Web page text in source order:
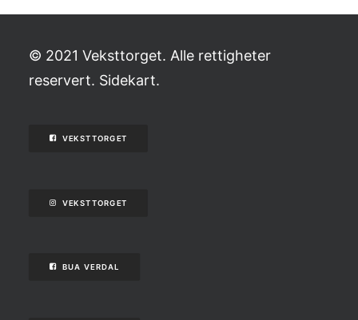
© 2021 Veksttorget. Alle rettigheter
reservert. Sidekart.
VEKSTTORGET
VEKSTTORGET
BUA VERDAL